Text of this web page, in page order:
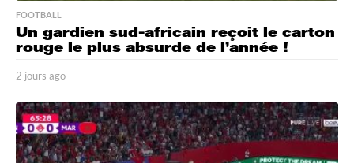
FOOTBALL
Un gardien sud-africain reçoit le carton
rouge le plus absurde de l’année !
2 jours ago
o
u
r
s